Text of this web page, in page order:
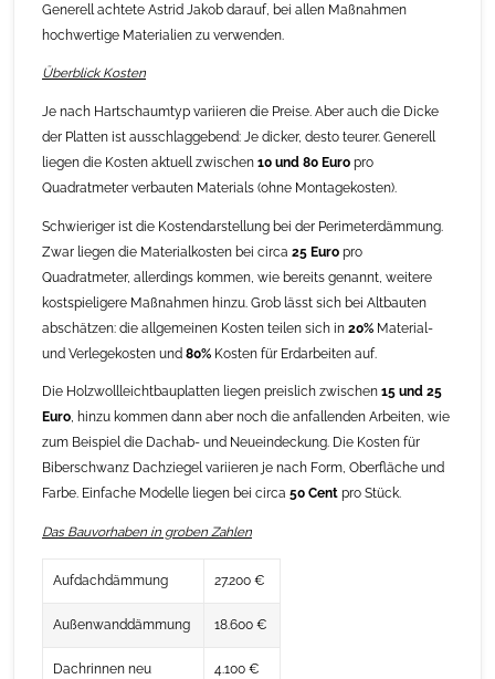
Generell achtete Astrid Jakob darauf, bei allen Maßnahmen
hochwertige Materialien zu verwenden.
Überblick Kosten
Je nach Hartschaumtyp variieren die Preise. Aber auch die Dicke
der Platten ist ausschlaggebend: Je dicker, desto teurer. Generell
liegen die Kosten aktuell zwischen10 und 80 Euro pro
Quadratmeter verbauten Materials (ohne Montagekosten).
Schwieriger ist die Kostendarstellung bei der Perimeterdämmung.
Zwar liegen die Materialkosten bei circa25 Euro pro
Quadratmeter, allerdings kommen, wie bereits genannt, weitere
kostspieligere Maßnahmen hinzu. Grob lässt sich bei Altbauten
abschätzen: die allgemeinen Kosten teilen sich in20% Material-
und Verlegekosten und80% Kosten für Erdarbeiten auf.
Die Holzwollleichtbauplatten liegen preislich zwischen15 und 25
Euro, hinzu kommen dann aber noch die anfallenden Arbeiten, wie
zum Beispiel die Dachab- und Neueindeckung. Die Kosten für
Biberschwanz Dachziegel variieren je nach Form, Oberfläche und
Farbe. Einfache Modelle liegen bei circa50 Cent pro Stück.
Das Bauvorhaben in groben Zahlen
Aufdachdämmung 27.200 €
Außenwanddämmung 18.600 €
Dachrinnen neu 4.100 €